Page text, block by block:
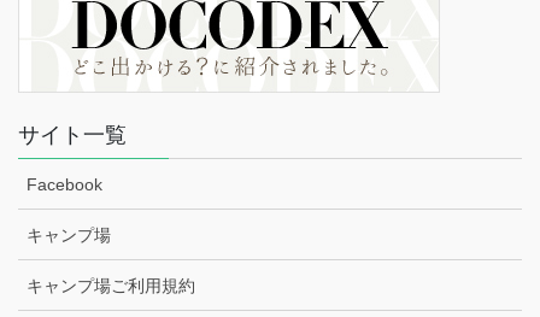
サイト一覧
Facebook
キャンプ場
キャンプ場ご利用規約